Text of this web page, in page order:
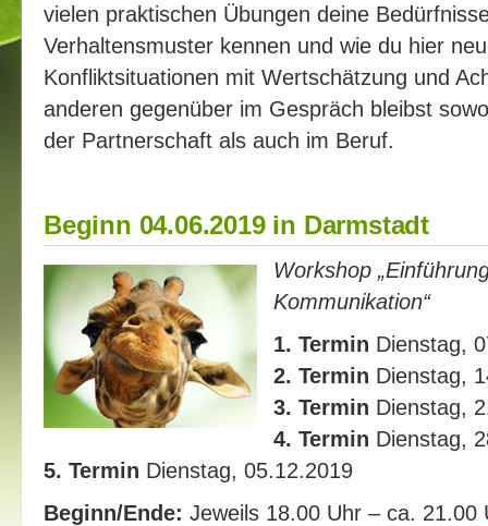
vielen praktischen Übungen deine
Verhaltensmuster kennen und wie du hier
Konfliktsituationen mit Wertschätzung und
anderen gegenüber im Gespräch bleibst
der Partnerschaft als auch im Beruf.
Beginn 04.06.2019 in Darmstadt
Workshop
Kommunikation“
1. Termin Dienstag,
2. Termin Dienstag,
3. Termin Dienstag,
4. Termin Dienstag,
5. Termin Dienstag, 05.12.2019
Beginn/Ende: Jeweils 18.00 Uhr – ca. 21.00